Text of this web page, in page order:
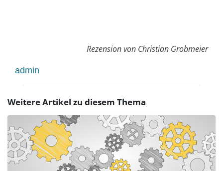
Rezension von Christian Grobmeier
admin
Weitere Artikel zu diesem Thema